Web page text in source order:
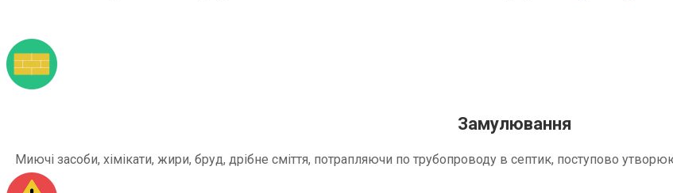
Замулювання
Миючі засоби, хімікати, жири, бруд, дрібне сміття, потрапляючи по трубопроводу в септик, поступово